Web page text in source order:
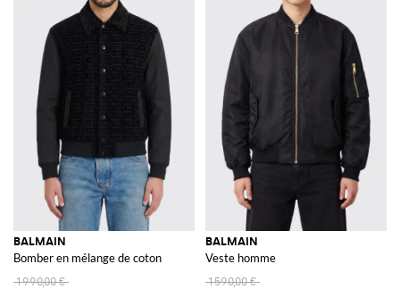
BALMAIN
Bomber en mélange de coton
1 990,00 €
BALMAIN
Veste homme
1 590,00 €